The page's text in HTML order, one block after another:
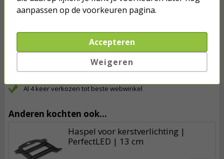
Meer dan 2 miljoen klanten gingen je voor
Betaal binnen 14 dagen na aankoop
Klanten geven Kabelshop een 9.1/10
Al 4 keer verkozen tot beste webwinkel
Anderen kochten ook...
Haspel voor kerstverlichting |
PerfectLED | 13 cm
aanpassen op de voorkeuren pagina.
Accepteren
Weigeren